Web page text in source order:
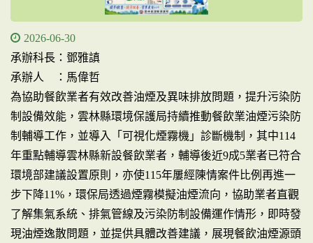
2026-06-30
承辦科長：鄧雅謓
承辦人 ：馬偉哲
為協助餐飲業者有效改善油煙及異味排放問題，提升污染防
制設備效能，雲林縣環境保護局持續推動餐飲業油煙污染防
制輔導工作，並導入「可視化煙霧機」診斷機制，其中114
年重點輔導雲林縣新設餐飲業者，輔導後近9成5業者已符合
環境部建議設置原則，亦使115年屢經陳情案件比例再進一
步下降11%，環保局透過煙霧模擬油煙流向，協助業者直觀
了解集氣系統、排氣管線及污染防制設備運作情形，即時發
現油煙逸散問題，並提供具體改善建議，展現餐飲油煙源頭